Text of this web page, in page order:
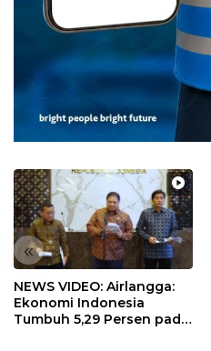
«
NEWS VIDEO: Airlangga:
Ekonomi Indonesia
Tumbuh 5,29 Persen pada